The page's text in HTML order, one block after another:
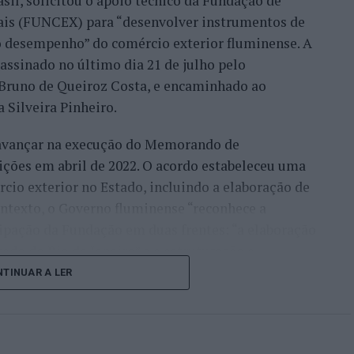
para um desenvolvimento turístico”,
da habitação impulsionam o
que o mercado imobiliário da Beira Interior
“nomeadamente do Brasil, França, Israel e
(FUNCEX) para “desenvolver instrumentos de
do comércio exterior fluminense. A
no último dia 21 de julho pelo
de Queiroz Costa, e encaminhado ao
Silveira Pinheiro.
na execução do Memorando de
em abril de 2022. O acordo estabeleceu uma
exterior no Estado, incluindo a elaboração de
do Rio de Janeiro” e a estruturação e
de Comércio Exterior”.
A LER